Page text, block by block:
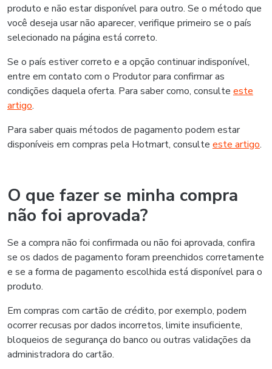
produto e não estar disponível para outro. Se o método que
você deseja usar não aparecer, verifique primeiro se o país
selecionado na página está correto.
Se o país estiver correto e a opção continuar indisponível,
entre em contato com o Produtor para confirmar as
condições daquela oferta. Para saber como, consulte este
artigo.
Para saber quais métodos de pagamento podem estar
disponíveis em compras pela Hotmart, consulte este artigo.
O que fazer se minha compra
não foi aprovada?
Se a compra não foi confirmada ou não foi aprovada, confira
se os dados de pagamento foram preenchidos corretamente
e se a forma de pagamento escolhida está disponível para o
produto.
Em compras com cartão de crédito, por exemplo, podem
ocorrer recusas por dados incorretos, limite insuficiente,
bloqueios de segurança do banco ou outras validações da
administradora do cartão.